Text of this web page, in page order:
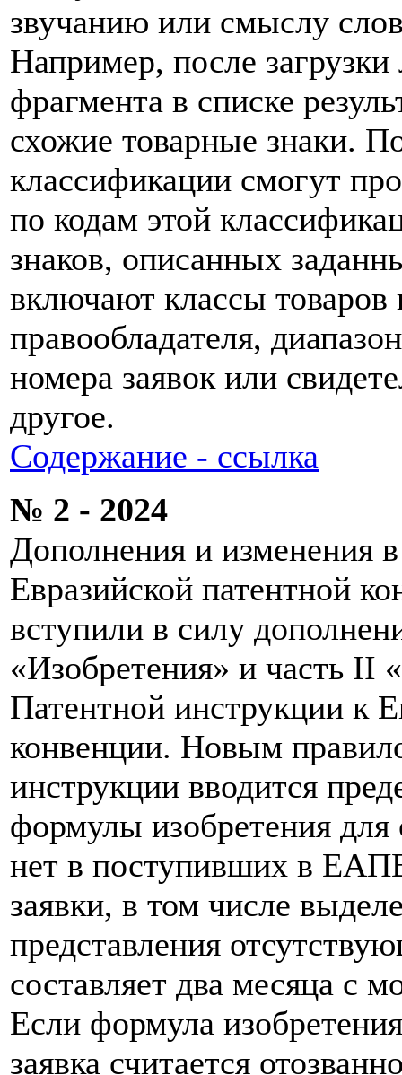
звучанию или смыслу
Например, после
фрагмента в списке
схожие товарные знаки.
классификации смогут
по кодам этой
знаков, описанных
включают классы товаров
правообладателя,
номера заявок или
другое.
Содержание - ссылка
№ 2 - 2024
Дополнения и изменения
Евразийской патентной
вступили в силу
«Изобретения» и часть
Патентной инструкции к
конвенции. Новым
инструкции вводится
формулы изобретения для
нет в поступивших в
заявки, в том числе
представления
составляет два месяца с
Если формула
заявка считается